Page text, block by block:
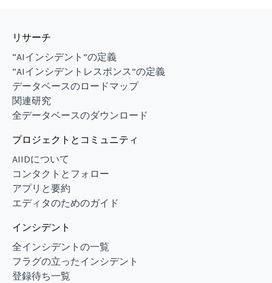
リサーチ
“AIインシデント”の定義
“AIインシデントレスポンス”の定義
データベースのロードマップ
関連研究
全データベースのダウンロード
プロジェクトとコミュニティ
AIIDについて
コンタクトとフォロー
アプリと要約
エディタのためのガイド
インシデント
全インシデントの一覧
フラグの立ったインシデント
登録待ち一覧